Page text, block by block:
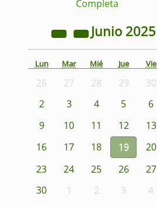
Completa
Junio 2025
Lun Mar Mié Jue Vie
26 27 28 29 30
2
3 4 5 6
9
10 11 12 13
16
17 18 19 20
23
24 25 26 27
30
1 2 3 4